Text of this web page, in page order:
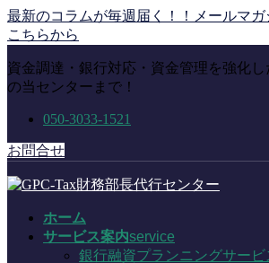
コ
ン
ン
ツ
動
ナ
ビ
ー
シ
に
移
動
最新のコラムが毎週届く！！メールマ
こちらから
資金調達・銀行対応・資金管理を強化
の当センターまで！
050-3033-1521
お問合せ
ホーム
サービス案内service
銀行融資プランニングサービ